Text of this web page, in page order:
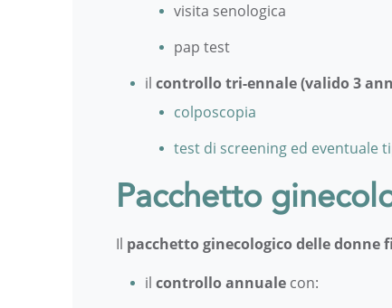
visita senologica
pap test
il controllo tri-ennale (valido 3
colposcopia
test di screening ed eventuale
Pacchetto
Il pacchetto ginecologico delle donne
il controllo annuale con: